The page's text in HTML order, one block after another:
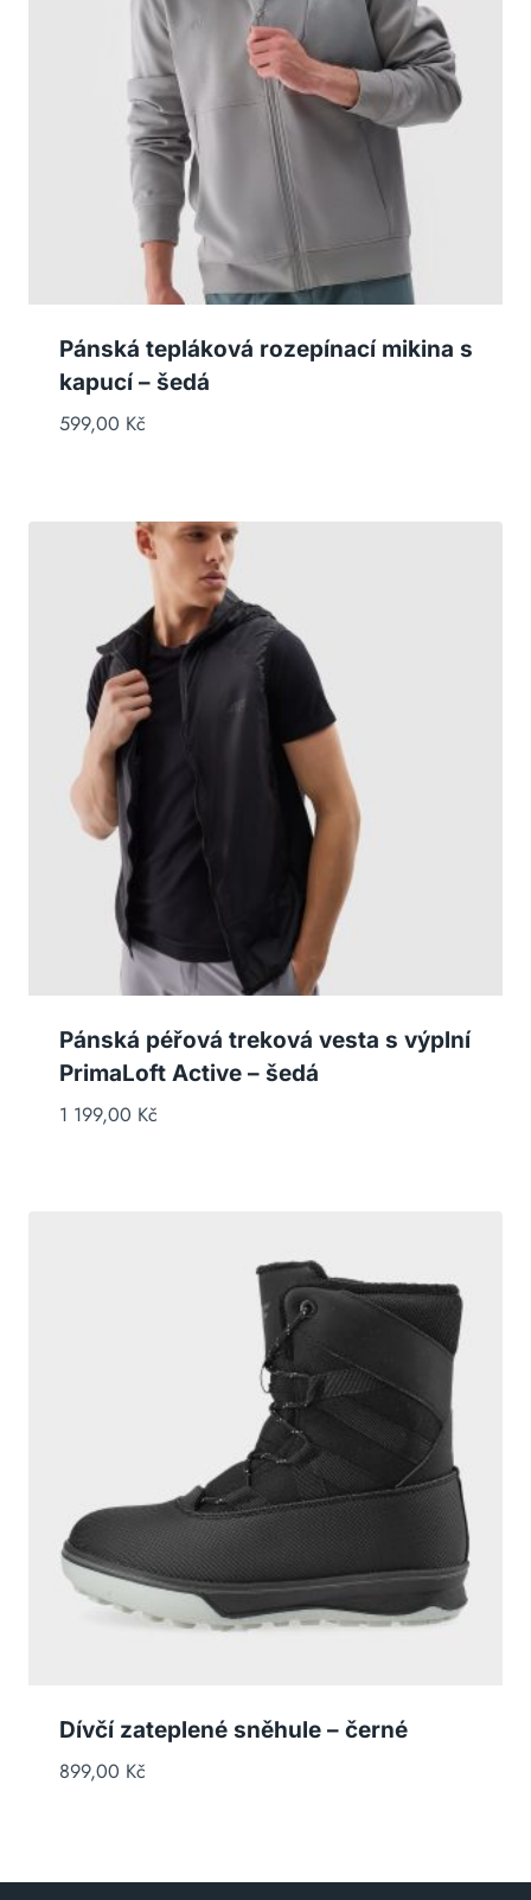
Pánská tepláková rozepínací mikina s
kapucí – šedá
599,00 Kč
Pánská péřová treková vesta s výplní
PrimaLoft Active – šedá
1 199,00 Kč
Dívčí zateplené sněhule – černé
899,00 Kč